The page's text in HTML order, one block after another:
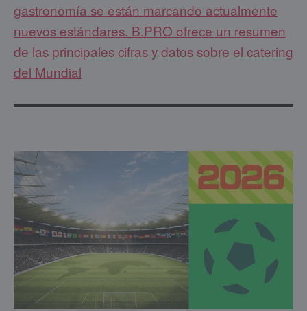
gastronomía se están marcando actualmente
nuevos estándares. B.PRO ofrece un resumen
de las principales cifras y datos sobre el catering
del Mundial